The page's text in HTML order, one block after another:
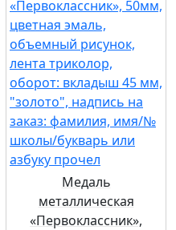
Медаль
металлическая
«Первоклассник»,